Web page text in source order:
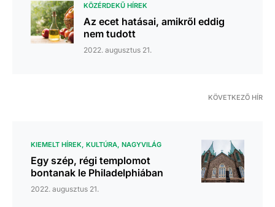
KÖZÉRDEKŰ HÍREK
Az ecet hatásai, amikről eddig
nem tudott
2022. augusztus 21.
KÖVETKEZŐ HÍR
KIEMELT HÍREK KULTÚRA NAGYVILÁG
Egy szép, régi templomot
bontanak le Philadelphiában
2022. augusztus 21.